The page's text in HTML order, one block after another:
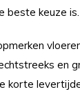
beste keuze is.
en
korte